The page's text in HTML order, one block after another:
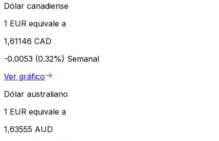
Dólar canadiense
1 EUR equivale a
1,61146 CAD
-0.0053 (0.32%) Semanal
Ver gráfico
Dólar australiano
1 EUR equivale a
1,63555 AUD